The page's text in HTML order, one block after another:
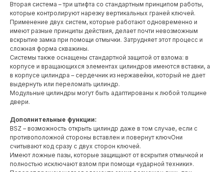
Вторая система – три штифта со стандартным принципом работы,
которые контролируют нарезку вертикальных граней ключей.
Применение двух систем, которые работают одновременно и
имеют разные принципы действия, делает почти невозможным
вскрытие замка при помощи отмычки. Затрудняет этот процесс и
сложная форма скважины.
Системы также оснащены стандартной защитой от взлома: в
корпусе и вращающихся элементах цилиндров имеются вставки, а
в корпусе цилиндра – сердечник из нержавейки, который не дает
выдернуть или переломать цилиндр.
Модульные цилиндры могут быть адаптированы к любой толщине
двери.
Дополнительные функции:
BSZ – возможность открыть цилиндр даже в том случае, если с
противоположной стороны вставлен и повернут ключОни
считывают код сразу с двух сторон ключей.
Имеют ложные пазы, которые защищают от вскрытия отмычкой и
полностью исключают взлом при помощи «ударной техники».